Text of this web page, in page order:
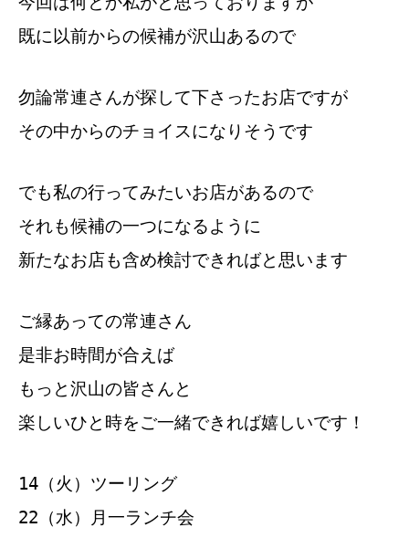
既に以前からの候補が沢山あるので
勿論常連さんが探して下さったお店ですが
その中からのチョイスになりそうです
でも私の行ってみたいお店があるので
それも候補の一つになるように
新たなお店も含め検討できればと思います
ご縁あっての常連さん
是非お時間が合えば
もっと沢山の皆さんと
楽しいひと時をご一緒できれば嬉しいです！
14（火）ツーリング
22（水）月一ランチ会